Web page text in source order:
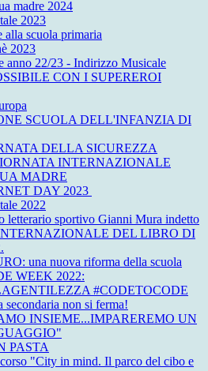
madre 2024
2023
scuola primaria
2023
anno 22/23 - Indirizzo Musicale
CON I SUPEREROI
SCUOLA DELL'INFANZIA DI
DELLA SICUREZZA
INTERNAZIONALE
MADRE
DAY 2023
2022
letterario sportivo Gianni Mura indetto
DEL LIBRO DI
una nuova riforma della scuola
WEEK 2022:
#CODETOCODE
secondaria non si ferma!
INSIEME...IMPAREREMO UN
PASTA
"City in mind. Il parco del cibo e